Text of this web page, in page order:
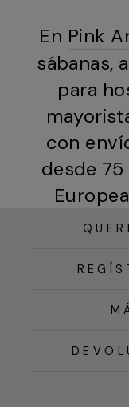
En Pink
sábanas,
para
con
desde